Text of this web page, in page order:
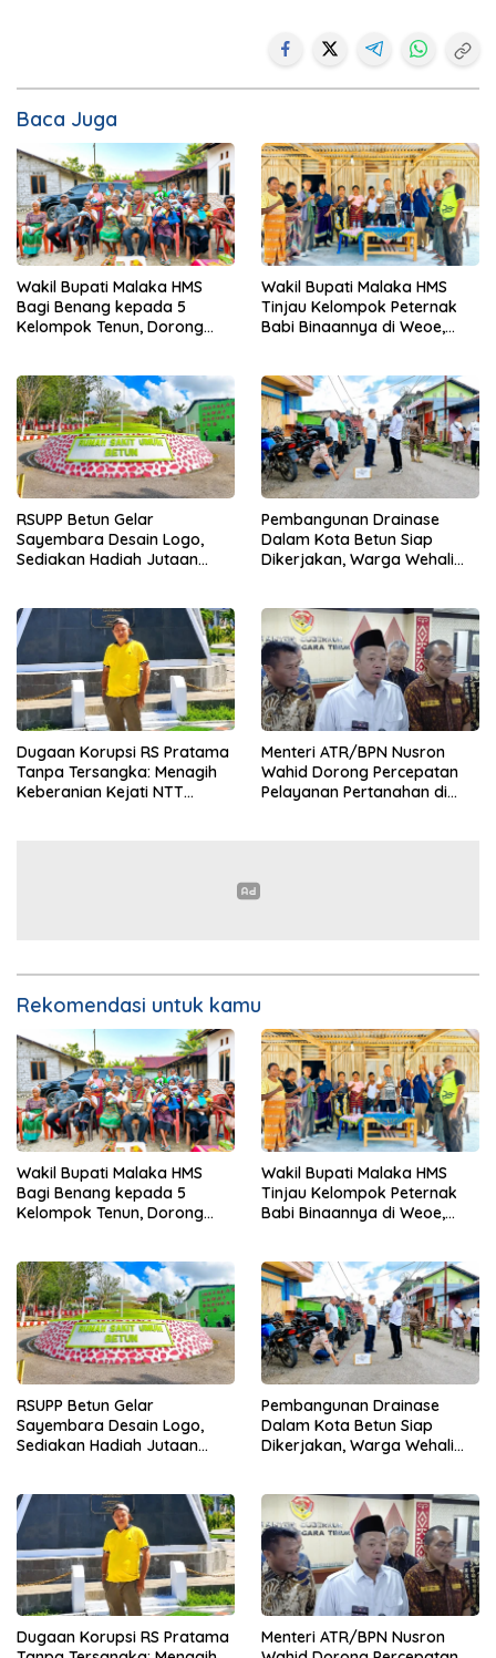
Baca Juga
Wakil Bupati Malaka HMS
Bagi Benang kepada 5
Kelompok Tenun, Dorong
Wakil Bupati Malaka HMS
Tinjau Kelompok Peternak
Babi Binaannya di Weoe,
RSUPP Betun Gelar
Sayembara Desain Logo,
Sediakan Hadiah Jutaan
Pembangunan Drainase
Dalam Kota Betun Siap
Dikerjakan, Warga Wehali
Dugaan Korupsi RS Pratama
Tanpa Tersangka: Menagih
Keberanian Kejati NTT
Menteri ATR/BPN Nusron
Wahid Dorong Percepatan
Pelayanan Pertanahan di
Rekomendasi untuk kamu
Wakil Bupati Malaka HMS
Bagi Benang kepada 5
Kelompok Tenun, Dorong
Wakil Bupati Malaka HMS
Tinjau Kelompok Peternak
Babi Binaannya di Weoe,
RSUPP Betun Gelar
Sayembara Desain Logo,
Sediakan Hadiah Jutaan
Pembangunan Drainase
Dalam Kota Betun Siap
Dikerjakan, Warga Wehali
Dugaan Korupsi RS Pratama
Menteri ATR/BPN Nusron